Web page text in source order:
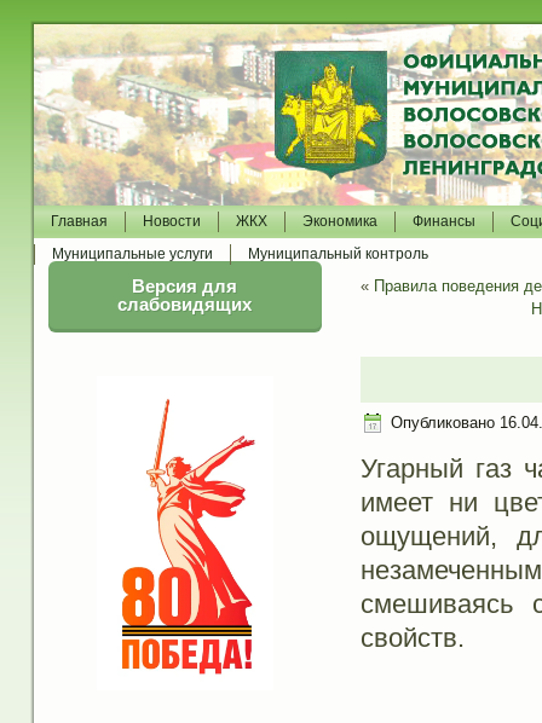
Главная Новости ЖКХ Экономика Финансы
Муниципальные услуги
Муниципальный контроль
Версия для
слабовидящих
« Правила поведения
Опубликовано
Угарный газ
имеет ни
ощущений,
смешиваясь
свойств.